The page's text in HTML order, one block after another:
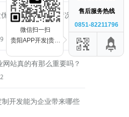
势以及开发费用情况概
站真的有那么重要吗？
开发能为企业带来哪些
售后服务热线
0851-82211796
微信扫一扫
贵阳APP开发|贵阳
发公司|软件开发公